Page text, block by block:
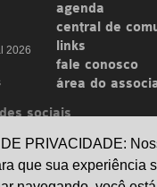
2026
agenda
central de
links
fale conosco
área do
sociais
PRIVACIDADE:
que sua experiência